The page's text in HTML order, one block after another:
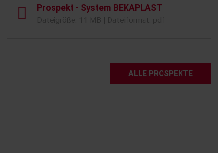
Prospekt - System BEKAPLAST
ALLE PROSPEKTE